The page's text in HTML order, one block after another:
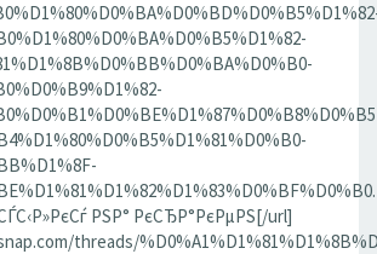
РЅР° РєСЂР°РєРµРЅ[/url]
threads/